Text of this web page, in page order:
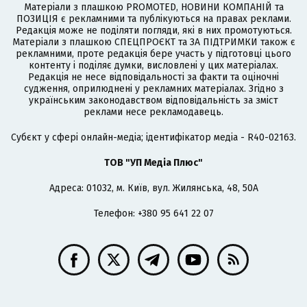
Матеріали з плашкою PROMOTED, НОВИНИ КОМПАНІЙ та
ПОЗИЦІЯ є рекламними та публікуються на правах реклами.
Редакція може не поділяти погляди, які в них промотуються.
Матеріали з плашкою СПЕЦПРОЄКТ та ЗА ПІДТРИМКИ також є
рекламними, проте редакція бере участь у підготовці цього
контенту і поділяє думки, висловлені у цих матеріалах.
Редакція не несе відповідальності за факти та оціночні
судження, оприлюднені у рекламних матеріалах. Згідно з
українським законодавством відповідальність за зміст
реклами несе рекламодавець.
Cубєкт у сфері онлайн-медіа; ідентифікатор медіа - R40-02163.
ТОВ "УП Медіа Плюс"
Адреса: 01032, м. Київ, вул. Жилянська, 48, 50А
Телефон: +380 95 641 22 07